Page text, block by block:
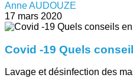
Anne AUDOUZE
17 mars 2020
Covid -19 Quels
Lavage et désinfection des